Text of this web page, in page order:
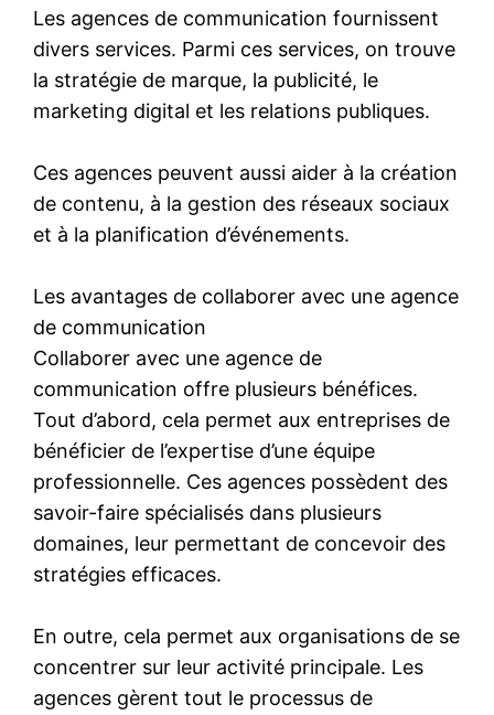
Les agences de communication fournissent
divers services. Parmi ces services, on trouve
la stratégie de marque, la publicité, le
marketing digital et les relations publiques.
Ces agences peuvent aussi aider à la création
de contenu, à la gestion des réseaux sociaux
et à la planification d’événements.
Les avantages de collaborer avec une agence
de communication
Collaborer avec une agence de
communication offre plusieurs bénéfices.
Tout d’abord, cela permet aux entreprises de
bénéficier de l’expertise d’une équipe
professionnelle. Ces agences possèdent des
savoir-faire spécialisés dans plusieurs
domaines, leur permettant de concevoir des
stratégies efficaces.
En outre, cela permet aux organisations de se
concentrer sur leur activité principale. Les
agences gèrent tout le processus de